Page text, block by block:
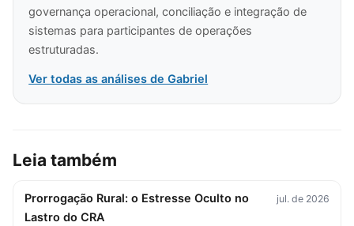
governança operacional, conciliação e integração de
sistemas para participantes de operações
estruturadas.
Ver todas as análises de Gabriel
Leia também
Prorrogação Rural: o Estresse Oculto no
Lastro do CRA
jul. de 2026